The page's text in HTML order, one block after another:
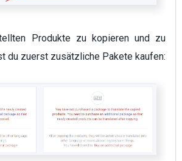
Produkte zu kopieren und zu
du zuerst zusätzliche Pakete kaufen: